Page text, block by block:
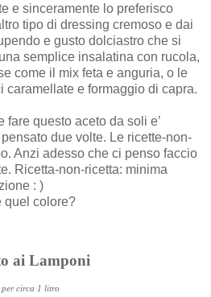
e sinceramente lo preferisco
tipo di dressing cremoso e dai
e gusto dolciastro che si
semplice insalatina con rucola,
come il mix feta e anguria, o le
caramellate e formaggio di capra.
questo aceto da soli e’
due volte. Le ricette-non-
Anzi adesso che ci penso faccio
Ricetta-non-ricetta: minima
: )
quel colore?
ai Lamponi
per circa 1 litro